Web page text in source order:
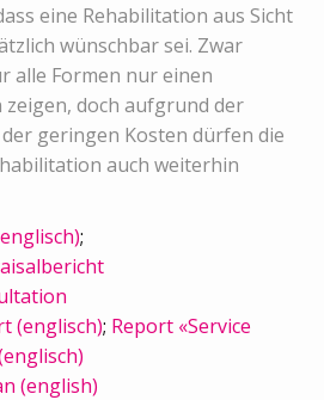
eine Rehabilitation aus Sicht
wünschbar sei. Zwar
alle Formen nur einen
doch aufgrund der
geringen Kosten dürfen die
auch weiterhin
;
(englisch); Report «Service
(english)